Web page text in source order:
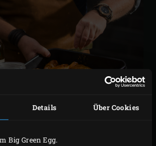
Details Über Cookies
Big Green Egg.
legen und mit Sonnenblumenöl